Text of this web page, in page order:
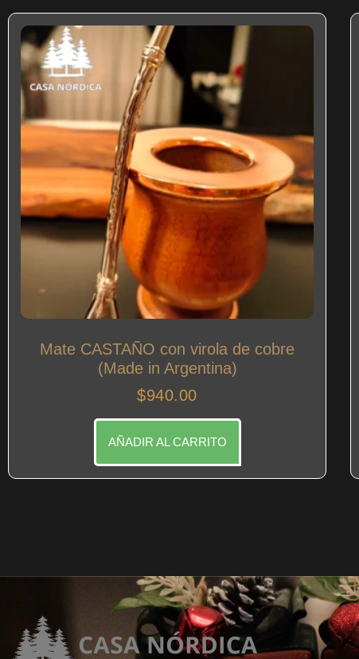
Mate CASTAÑO con virola de cobre
(Made in Argentina)
$940.00
AÑADIR AL CARRITO